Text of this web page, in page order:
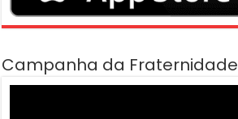
Campanha da Fraternidade